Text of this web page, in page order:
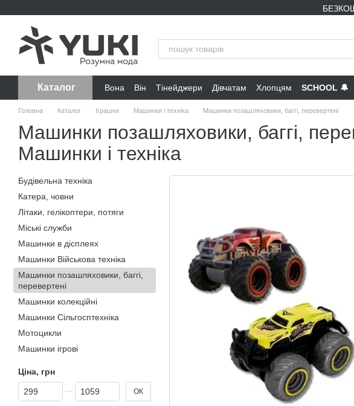
Каталог Вона Він Тінейджери Дівчатам Хлопцям SCHOOL 🔔
Головна Каталог Іграшки Машинки і техніка Машинки позашляховики, баггі, перевертені
Машинки позашляховики, баггі,
Машинки і техніка
Будівельна техніка
Катера, човни
Літаки, гелікоптери, потяги
Міські служби
Машинки в дісплеях
Машинки Військова техніка
Машинки позашляховики, баггі,
перевертені
Машинки колекційні
Машинки Сільгосптехніка
Мотоцикли
Машинки ігрові
Ціна, грн
Від Ціна, грн
До Ціна, грн ОК